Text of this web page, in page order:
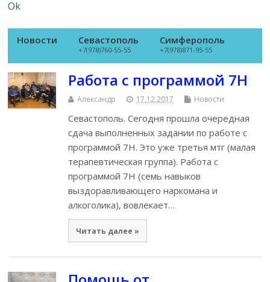
Ok
Новости Севастополь
+7(978)760-55-55
Симферополь
+7(978)871-95-55
Работа с программой 7Н
Александр 17.12.2017 Новости
Севастополь. Сегодня прошла очередная
сдача выполненных задании по работе с
программой 7Н. Это уже третья мтг (малая
терапевтическая группа). Работа с
программой 7Н (семь навыков
выздоравливающего наркомана и
алкоголика), вовлекает…
Читать далее »